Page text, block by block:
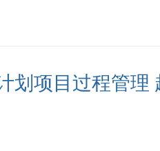
划项目过程管理